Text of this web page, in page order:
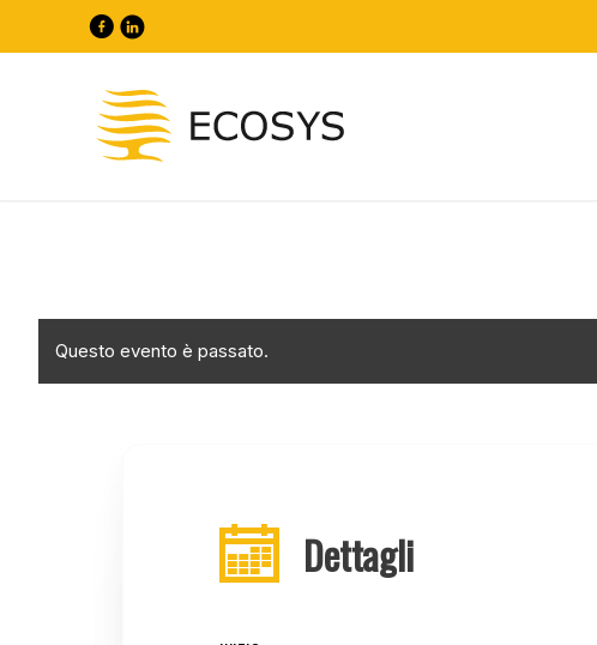
Questo evento è passato.
Dettagli